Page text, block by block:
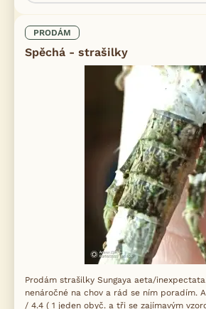
PRODÁM
Spěchá - strašilky
Prodám strašilky Sungaya aeta/
nenáročné na chov a rád se ním poradím.
/ 4.4 ( 1 jeden obyč. a tři se zajímavým